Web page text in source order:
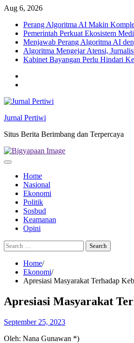
Skip
content
Aug 6, 2026
Perang Algoritma AI Makin
Pemerintah Perkuat Ekosistem
Menjawab Perang Algoritma AI
Algoritma Mengejar Atensi,
Kabinet Bayangan Perlu Hindari
Jurnal Pertiwi
Situs Berita Berimbang dan Terpercaya
Home
Nasional
Ekonomi
Politik
Sosbud
Keamanan
Opini
Search
for:
Home
Ekonomi
Apresiasi Masyarakat Terhadap
Apresiasi Masyarakat
September 25, 2023
Oleh: Nana Gunawan *)